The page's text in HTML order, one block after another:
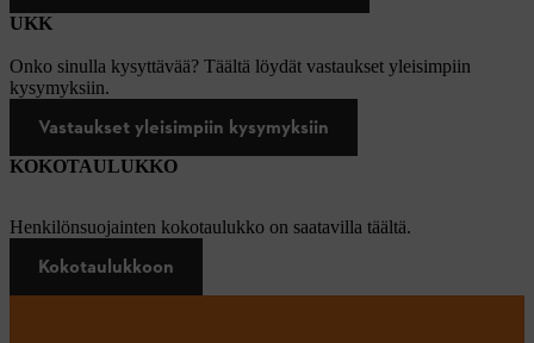
UKK
Onko sinulla kysyttävää? Täältä löydät vastaukset yleisimpiin
kysymyksiin.
Vastaukset yleisimpiin kysymyksiin
KOKOTAULUKKO
Henkilönsuojainten kokotaulukko on saatavilla täältä.
Kokotaulukkoon